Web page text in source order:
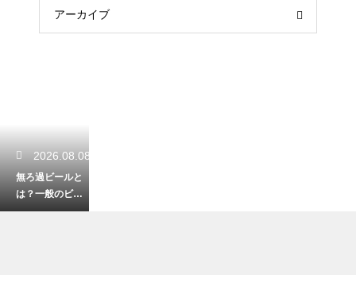
アーカイブ
2026.08.08
無ろ過ビールと
は？一般のビー
ルと何が違うの